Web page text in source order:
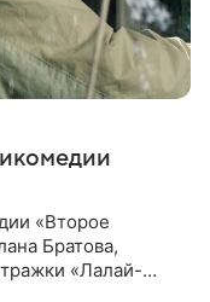
«Второе
Братова,
«Лалай-